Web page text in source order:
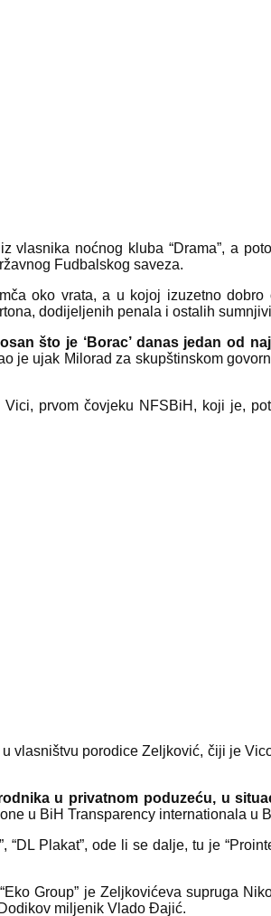
noćnog kluba “Drama”, a
Fudbalskog saveza.
oko vrata, a u kojoj izuzetno
dodijeljenih penala i ostalih
što je ‘Borac’ danas jedan od
je ujak Milorad za skupštinskom
prvom čovjeku NFSBiH, koji je,
vlasništvu porodice Zeljković, čiji je
u privatnom poduzeću, u
u BiH Transparency internationala u
Plakat”, ode li se dalje, tu je
Group” je Zeljkovićeva supruga
miljenik Vlado Đajić.